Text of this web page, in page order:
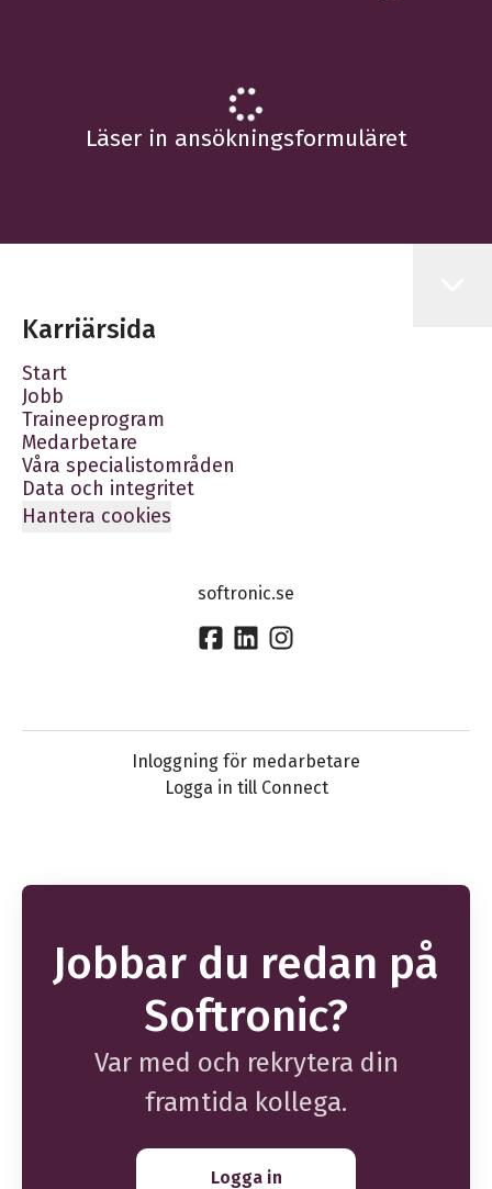
Läser in ansökningsformuläret
Karriärsida
Start
Jobb
Traineeprogram
Medarbetare
Våra specialistområden
Data och integritet
Hantera cookies
softronic.se
Inloggning för medarbetare
Logga in till Connect
Jobbar du redan på
Softronic?
Var med och rekrytera din
framtida kollega.
Logga in